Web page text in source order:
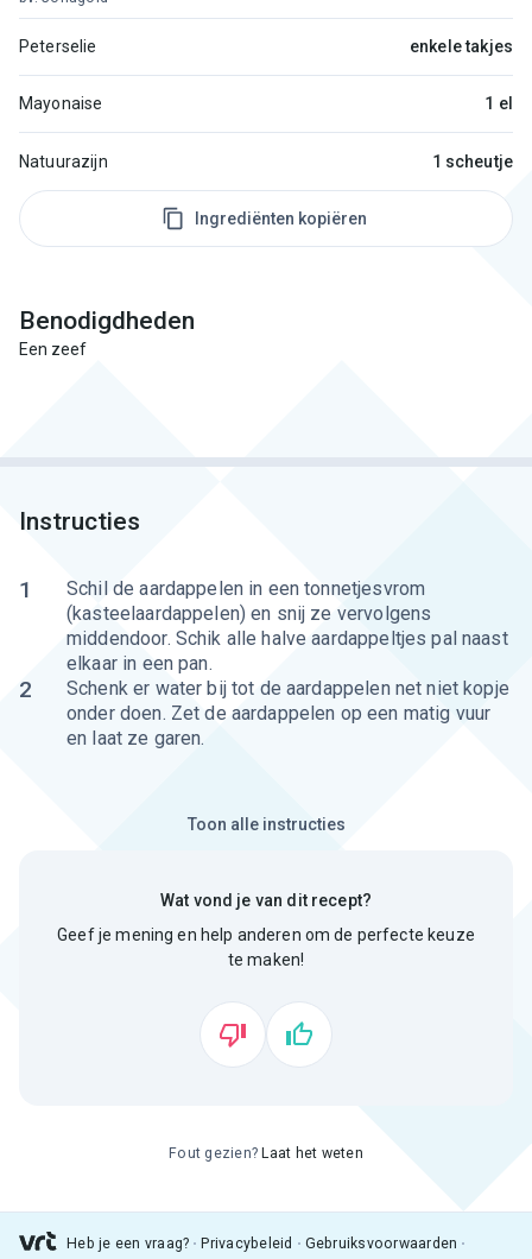
Peterselie enkele takjes
Mayonaise 1 el
Natuurazijn 1 scheutje
Ingrediënten kopiëren
Benodigdheden
Een zeef
Instructies
1
Schil de aardappelen in een tonnetjesvrom
(kasteelaardappelen) en snij ze vervolgens
middendoor. Schik alle halve aardappeltjes pal naast
elkaar in een pan.
2
Schenk er water bij tot de aardappelen net niet kopje
onder doen. Zet de aardappelen op een matig vuur
en laat ze garen.
Toon alle instructies
Wat vond je van dit recept?
Geef je mening en help anderen om de perfecte keuze
te maken!
Fout gezien? Laat het weten
Heb je een vraag? Privacybeleid Gebruiksvoorwaarden